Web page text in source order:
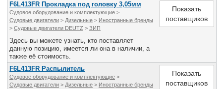
F6L413FR Прокладка под головку 3,05мм
Судовое оборудование и комплектующие >
Судовые двигатели > Дизельные > Иностранные бренды
> Судовые двигатели DEUTZ > ЗИП
Здесь вы можете узнать, кто поставляет
данную позицию, имеется ли она в наличии, а
также её стоимость.
Показать
поставщиков
F6L413FR Распылитель
Судовое оборудование и комплектующие >
Судовые двигатели > Дизельные > Иностранные бренды
Показать
поставщиков